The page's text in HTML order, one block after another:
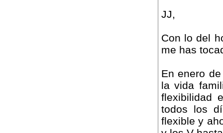
JJ,
Con lo del
me has
En enero
la vida
flexibilidad
todos los
flexible y